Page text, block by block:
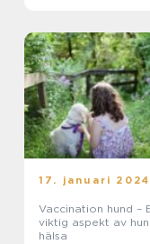
17. januari 2024
Vaccination hund –
viktig aspekt av
hälsa